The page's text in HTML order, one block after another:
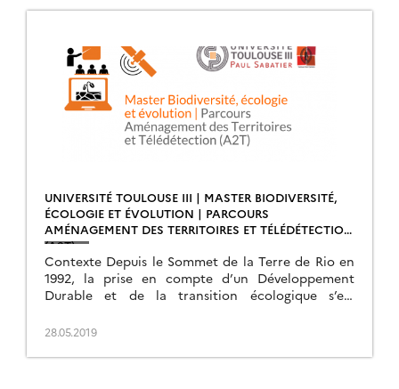
UNIVERSITÉ TOULOUSE III | MASTER BIODIVERSITÉ,
ÉCOLOGIE ET ÉVOLUTION | PARCOURS
AMÉNAGEMENT DES TERRITOIRES ET TÉLÉDÉTECTION
(A2T)
Contexte Depuis le Sommet de la Terre de Rio en
1992, la prise en compte d’un Développement
Durable et de la transition écologique s’est
28.05.2019